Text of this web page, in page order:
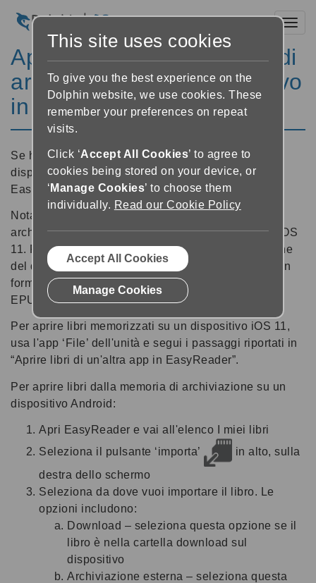
Aprire libri dalla memoria di
archiviazione del dispositivo
in EasyReader
Se hai già un libro salvato sul dispositivo, o su un
dispositivo collegato, puoi decidere di aprirlo con
EasyReader.
Nota – è possibile aprire libri dalla memoria di
archiviazione solo se usi un dispositivo Android o iOS
11. Per aprire un libro dalla memoria di archiviazione
del dispositivo in EasyReader, il libro deve essere in
formato DAISY compresso (DAISY 2 o DAISY 3),
EPUB non protetto (EPUB 2 o EPUB 3), o in TXT.
Per aprire libri memorizzati su un dispositivo iOS 11,
usa l'app ‘File’ dell'unità e segui i passaggi riportati in
“Aprire libri di un'altra app in EasyReader”.
Per aprire libri dalla memoria di archiviazione su un
dispositivo Android:
Apri EasyReader e vai all'elenco I miei libri
Seleziona il pulsante ‘importa’
in alto, sulla
destra dello schermo
Seleziona da dove vuoi importare il libro. Le
opzioni includono:
Download – seleziona questa opzione se il
libro è nella cartella download sul
dispositivo
Archiviazione esterna – seleziona questa
This site uses cookies
To give you the best experience on the
Dolphin website, we use cookies. These
remember your preferences on repeat
visits.
Click ‘Accept All Cookies’ to agree to
cookies being stored on your device, or
‘ Manage Cookies’ to choose them
individually. Read our Cookie Policy
Accept All Cookies
Manage Cookies